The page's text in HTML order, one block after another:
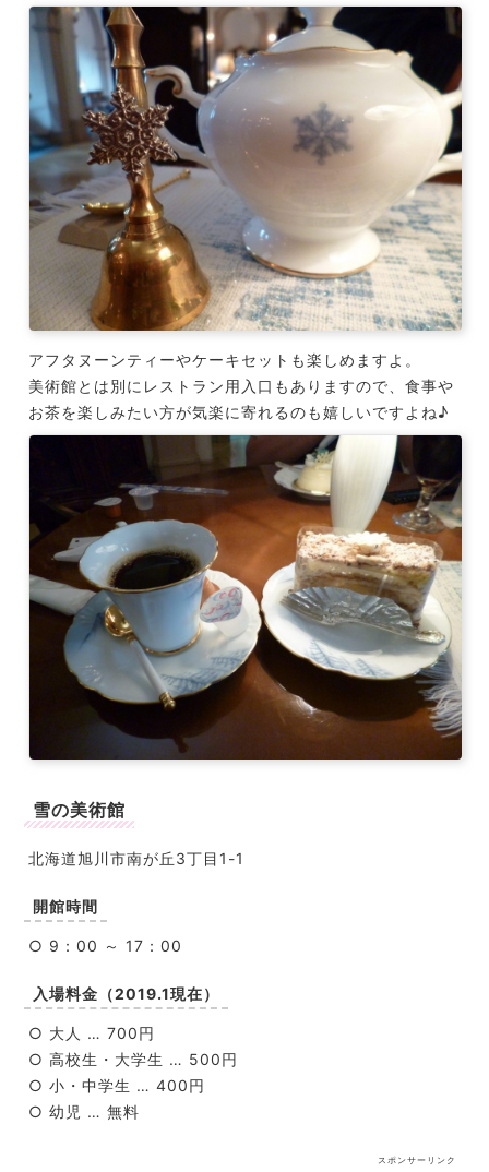
アフタヌーンティーやケーキセットも楽しめますよ。
美術館とは別にレストラン用入口もありますので、食事や
お茶を楽しみたい方が気楽に寄れるのも嬉しいですよね♪
雪の美術館
北海道旭川市南が丘3丁目1-1
開館時間
○ 9：00 ～ 17：00
入場料金（2019.1現在）
○ 大人 … 700円
○ 高校生・大学生 … 500円
○ 小・中学生 … 400円
○ 幼児 … 無料
スポンサーリンク